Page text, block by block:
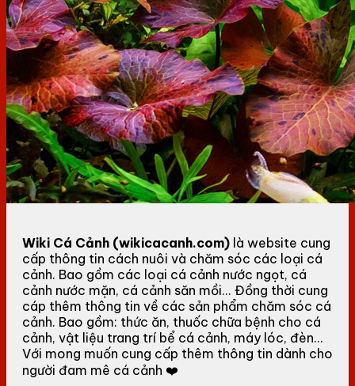
Wiki Cá Cảnh (wikicacanh.com) là website cung
cấp thông tin cách nuôi và chăm sóc các loại cá
cảnh. Bao gồm các loại cá cảnh nước ngọt, cá
cảnh nước mặn, cá cảnh săn mồi... Đồng thời cung
cáp thêm thông tin về các sản phẩm chăm sóc cá
cảnh. Bao gồm: thức ăn, thuốc chữa bệnh cho cá
cảnh, vật liệu trang trí bể cá cảnh, máy lóc, đèn...
Với mong muốn cung cấp thêm thông tin dành cho
người đam mê cá cảnh ❤️